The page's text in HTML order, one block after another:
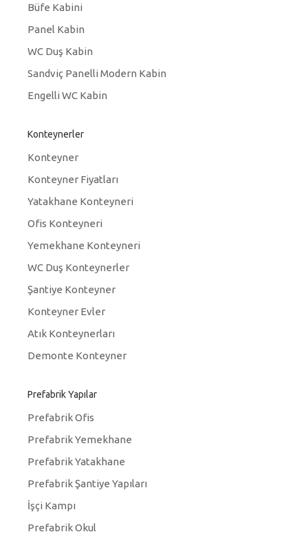
Büfe Kabini
Panel Kabin
WC Duş Kabin
Sandviç Panelli Modern Kabin
Engelli WC Kabin
Konteynerler
Konteyner
Konteyner Fiyatları
Yatakhane Konteyneri
Ofis Konteyneri
Yemekhane Konteyneri
WC Duş Konteynerler
Şantiye Konteyner
Konteyner Evler
Atık Konteynerları
Demonte Konteyner
Prefabrik Yapılar
Prefabrik Ofis
Prefabrik Yemekhane
Prefabrik Yatakhane
Prefabrik Şantiye Yapıları
İşçi Kampı
Prefabrik Okul